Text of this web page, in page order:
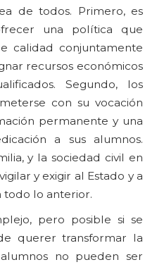
de todos. Primero, es
una política que
calidad conjuntamente
recursos económicos
Segundo, los
con su vocación
permanente y una
a sus alumnos.
y la sociedad civil en
y exigir al Estado y a
todo lo anterior.
pero posible si se
querer transformar la
no pueden ser